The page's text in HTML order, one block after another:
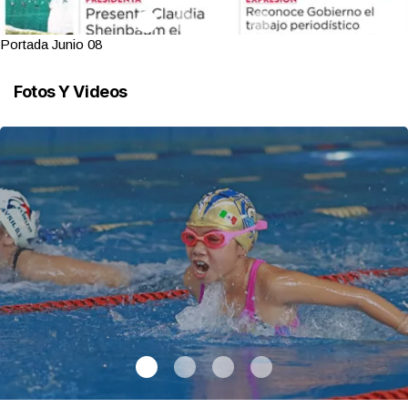
Portada Junio 08
Fotos Y Videos